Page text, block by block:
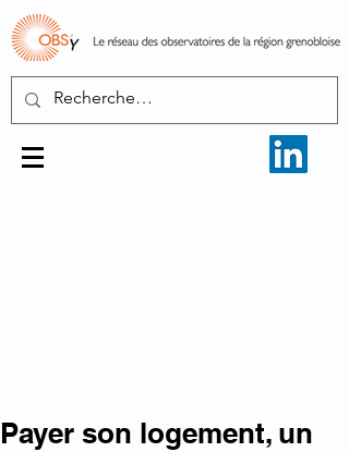
Payer son logement, un